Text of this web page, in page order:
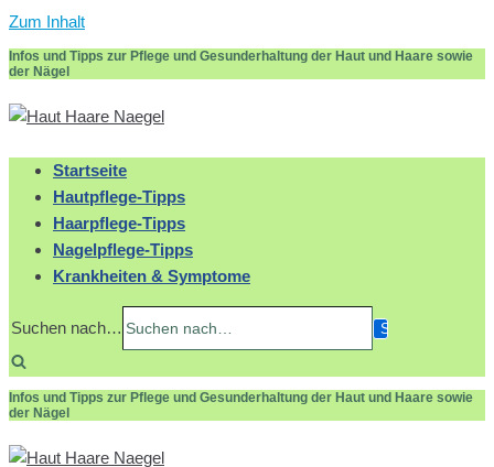
Zum Inhalt
Infos und Tipps zur Pflege und Gesunderhaltung der Haut und Haare sowie
der Nägel
Startseite
Hautpflege-Tipps
Haarpflege-Tipps
Nagelpflege-Tipps
Krankheiten & Symptome
Suchen nach…
Infos und Tipps zur Pflege und Gesunderhaltung der Haut und Haare sowie
der Nägel